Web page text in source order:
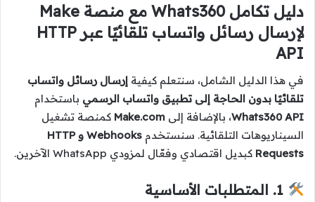
دليل تكامل Whats360 مع منصة Make
لإرسال رسائل واتساب تلقائيًا عبر HTTP
API
في هذا الدليل الشامل، سنتعلم كيفية إرسال رسائل واتساب
تلقائيًا بدون الحاجة إلى تطبيق واتساب الرسمي باستخدام
Whats360 API، بالإضافة إلى Make.com كمنصة تشغيل
السيناريوهات التلقائية. سنستخدم
Webhooks و HTTP
Requests كبديل اقتصادي وفعّال لمزودي WhatsApp الآخرين.